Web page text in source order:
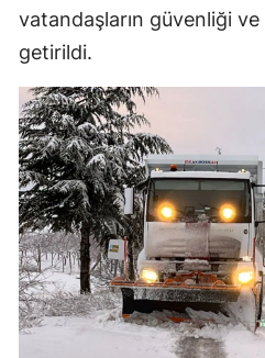
vatandaşların güvenliği ve
getirildi.